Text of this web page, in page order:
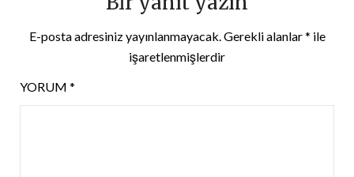
E-posta adresiniz yayınlanmayacak. Gerekli alanlar* ile
işaretlenmişlerdir
YORUM *